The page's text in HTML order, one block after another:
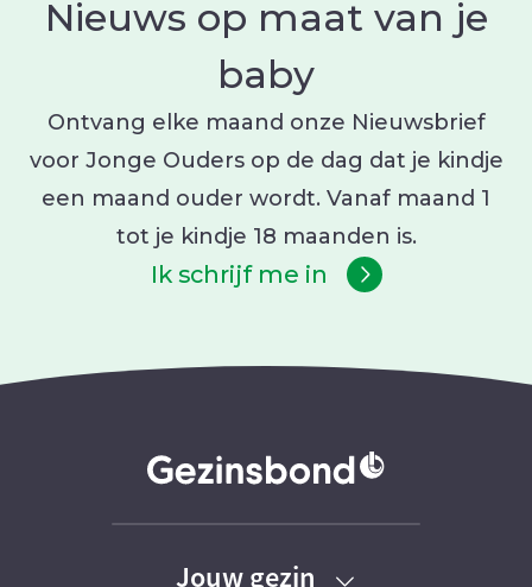
Nieuws op maat van je
baby
Ontvang elke maand onze Nieuwsbrief
voor Jonge Ouders op de dag dat je kindje
een maand ouder wordt. Vanaf maand 1
tot je kindje 18 maanden is.
Ik schrijf me in
Jouw gezin